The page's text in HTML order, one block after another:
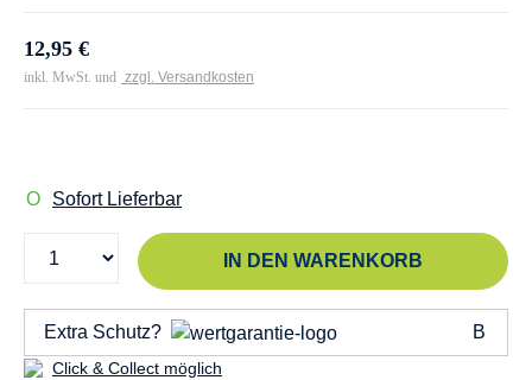
12,95 €
inkl. MwSt. und zzgl. Versandkosten
Sofort Lieferbar
IN DEN WARENKORB
Extra Schutz?
Click & Collect möglich